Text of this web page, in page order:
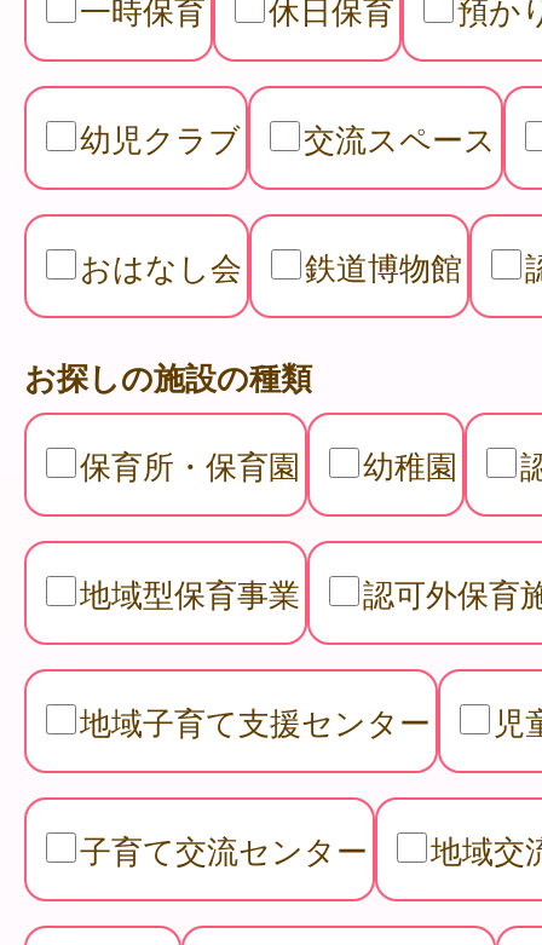
一時保育 休日保育 預か
幼児クラブ 交流スペース
おはなし会 鉄道博物館
お探しの施設の種類
保育所・保育園 幼稚園
地域型保育事業 認可外保育
地域子育て支援センター 児
子育て交流センター 地域交